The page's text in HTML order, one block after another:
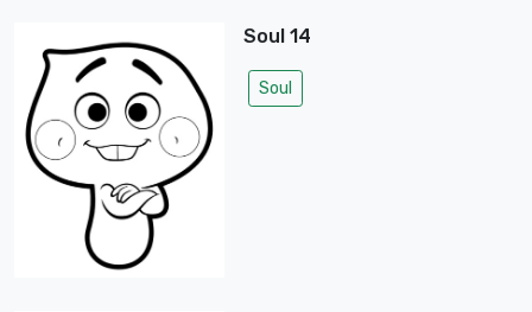
Soul 14
Soul